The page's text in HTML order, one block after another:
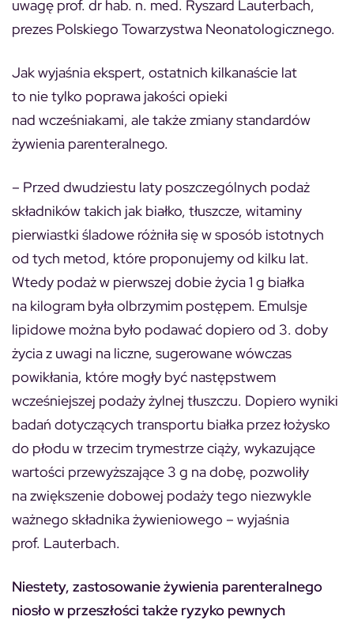
uwagę prof. dr hab. n. med. Ryszard Lauterbach,
prezes Polskiego Towarzystwa Neonatologicznego.
Jak wyjaśnia ekspert, ostatnich kilkanaście lat
to nie tylko poprawa jakości opieki
nad wcześniakami, ale także zmiany standardów
żywienia parenteralnego.
– Przed dwudziestu laty poszczególnych podaż
składników takich jak białko, tłuszcze, witaminy
pierwiastki śladowe różniła się w sposób istotnych
od tych metod, które proponujemy od kilku lat.
Wtedy podaż w pierwszej dobie życia 1 g białka
na kilogram była olbrzymim postępem. Emulsje
lipidowe można było podawać dopiero od 3. doby
życia z uwagi na liczne, sugerowane wówczas
powikłania, które mogły być następstwem
wcześniejszej podaży żylnej tłuszczu. Dopiero wyniki
badań dotyczących transportu białka przez łożysko
do płodu w trzecim trymestrze ciąży, wykazujące
wartości przewyższające 3 g na dobę, pozwoliły
na zwiększenie dobowej podaży tego niezwykle
ważnego składnika żywieniowego – wyjaśnia
prof. Lauterbach.
Niestety, zastosowanie żywienia parenteralnego
niosło w przeszłości także ryzyko pewnych